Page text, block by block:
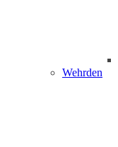
Wehrden